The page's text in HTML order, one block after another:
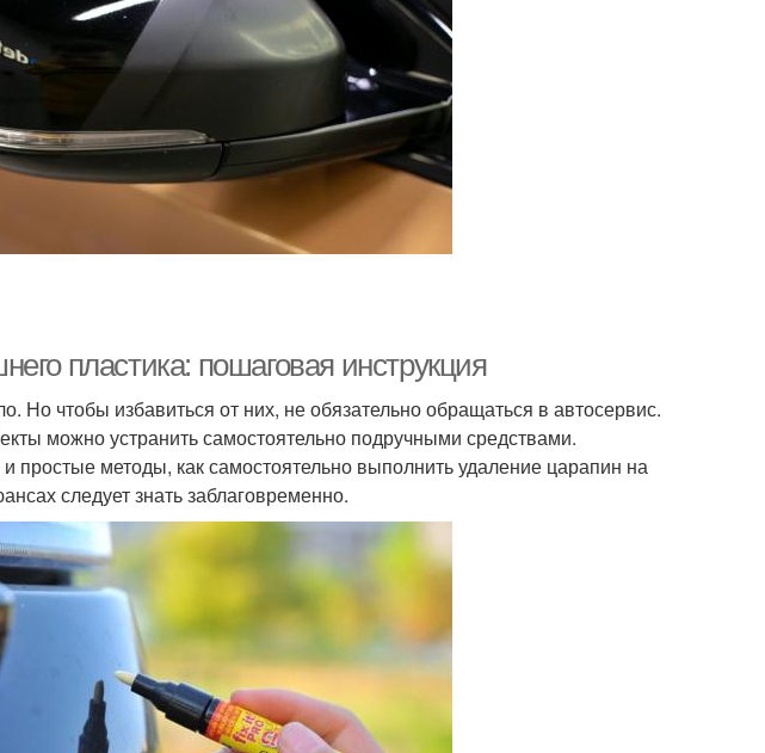
пластика: пошаговая инструкция
чтобы избавиться от них, не обязательно обращаться в автосервис.
можно устранить самостоятельно подручными средствами.
методы, как самостоятельно выполнить удаление царапин на
следует знать заблаговременно.